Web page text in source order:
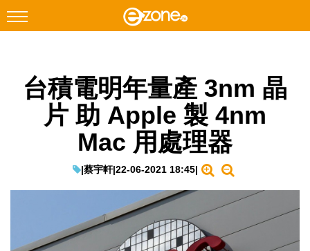
Facebook Instagram
教學評測
IT Times
台積電明年量產 3nm 晶
片 助 Apple 製 4nm
Mac 用處理器
|蔡宇軒|22-06-2021 18:45|